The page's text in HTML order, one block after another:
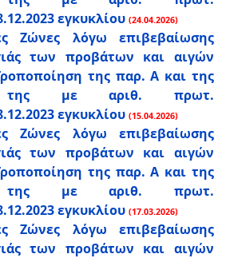
εγκυκλίου (24.04.2026)
Ζώνες λόγω επιβεβαίωσης
των προβάτων και αιγών
της παρ. Α και της
με αριθ. πρωτ.
εγκυκλίου (15.04.2026)
Ζώνες λόγω επιβεβαίωσης
των προβάτων και αιγών
της παρ. Α και της
με αριθ. πρωτ.
εγκυκλίου (17.03.2026)
Ζώνες λόγω επιβεβαίωσης
των προβάτων και αιγών